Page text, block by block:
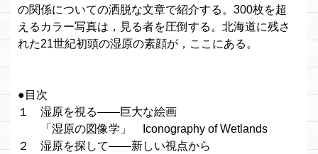
の関係についての洒脱な文章で紹介する。300枚を超
えるカラー写真は，見る者を圧倒する。北海道に残さ
れた21世紀初頭の湿原の素顔が，ここにある。
●目次
１ 湿原を視る――巨大な絵画
「湿原の図像学」 Iconography of Wetlands
２ 湿原を探して――新しい視点から